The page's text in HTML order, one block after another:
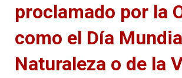
proclamado por la
como el Día
Naturaleza o de la